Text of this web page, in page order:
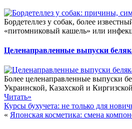
Бордетеллез у собак, более
«питомниковый кашель» или
Целенаправленные выпуски
Более целенаправленные выпуски
Украинской, Казахской и
Читать»
Курсы бухучета: не только для
« Японская косметика: смена